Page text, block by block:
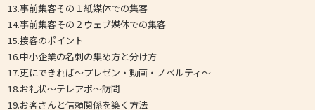
13.事前集客その１紙媒体での集客
14.事前集客その２ウェブ媒体での集客
15.接客のポイント
16.中小企業の名刺の集め方と分け方
17.更にできれば～プレゼン・動画・ノベルティ～
18.お礼状～テレアポ～訪問
19.お客さんと信頼関係を築く方法